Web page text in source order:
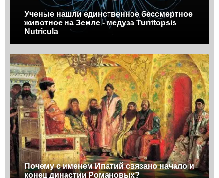
Ученые нашли единственное бессмертное
животное на Земле - медуза Turritopsis
Nutricula
Почему с именем Ипатий связано начало и
конец династии Романовых?